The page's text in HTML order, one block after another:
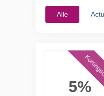
Alle
5%